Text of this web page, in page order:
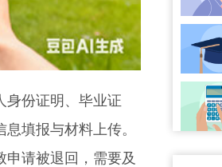
份证明、毕业证
填报与材料上传。
请被退回，需要及